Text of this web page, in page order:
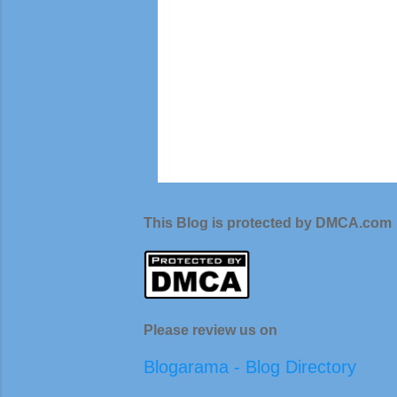
This Blog is protected by DMCA.com
Please review us on
Blogarama - Blog Directory